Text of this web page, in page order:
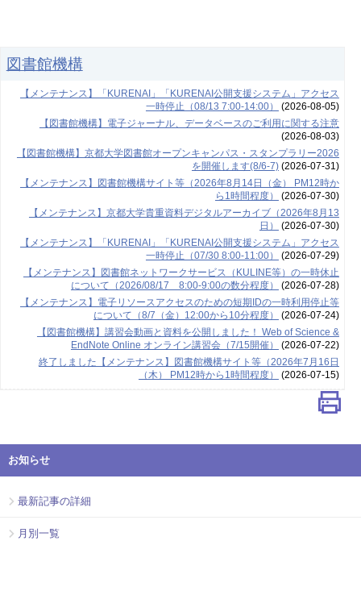
図書館機構
【メンテナンス】「KURENAI」「KURENAI公開支援システム」アクセス
一時停止（08/13 7:00-14:00）
(2026-08-05)
【図書館機構】電子ジャーナル、データベースのご利用に関する注意
(2026-08-03)
【図書館機構】京都大学図書館オープンキャンパス・スタンプラリー2026
を開催します(8/6-7)(2026-07-31)
【メンテナンス】図書館機構サイト等（2026年8月14日（金） PM12時か
ら1時間程度）
(2026-07-30)
【メンテナンス】京都大学貴重資料デジタルアーカイブ（2026年8月13
日）
(2026-07-30)
【メンテナンス】「KURENAI」「KURENAI公開支援システム」アクセス
一時停止（07/30 8:00-11:00）
(2026-07-29)
【メンテナンス】図書館ネットワークサービス（KULINE等）の一時休止
について（2026/08/17 8:00-9:00の数分程度）
(2026-07-28)
【メンテナンス】電子リソースアクセスのための短期IDの一時利用停止等
について（8/7（金）12:00から10分程度）
(2026-07-24)
【図書館機構】講習会動画と資料を公開しました！ Web of Science &
EndNote Online オンライン講習会（7/15開催）
(2026-07-22)
終了しました【メンテナンス】図書館機構サイト等（2026年7月16日
（木） PM12時から1時間程度）
(2026-07-15)
お知らせ
最新記事の詳細
月別一覧